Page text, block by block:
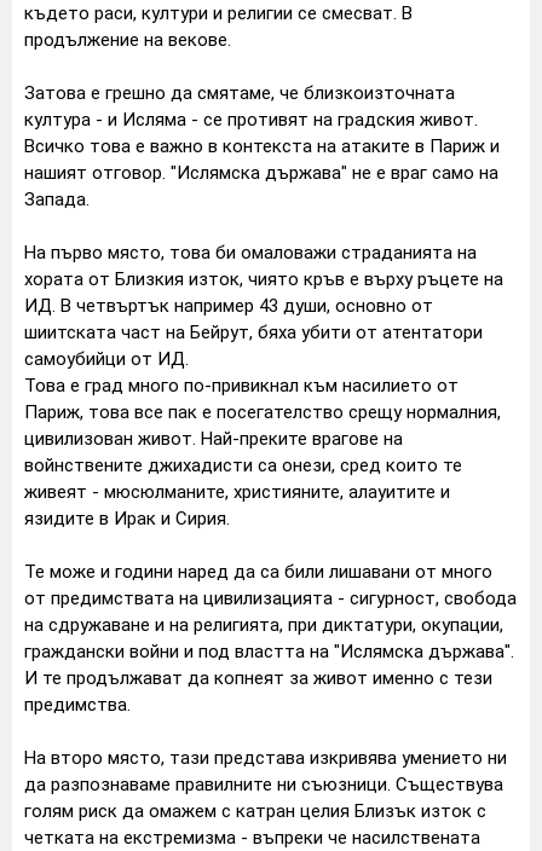
където раси, култури и религии се смесват. В
продължение на векове.
Затова е грешно да смятаме, че близкоизточната
култура - и Исляма - се противят на градския живот.
Всичко това е важно в контекста на атаките в Париж и
нашият отговор. "Ислямска държава" не е враг само на
Запада.
На първо място, това би омаловажи страданията на
хората от Близкия изток, чиято кръв е върху ръцете на
ИД. В четвъртък например 43 души, основно от
шиитската част на Бейрут, бяха убити от атентатори
самоубийци от ИД.
Това е град много по-привикнал към насилието от
Париж, това все пак е посегателство срещу нормалния,
цивилизован живот. Най-преките врагове на
войнствените джихадисти са онези, сред които те
живеят - мюсюлманите, християните, алауитите и
язидите в Ирак и Сирия.
Те може и години наред да са били лишавани от много
от предимствата на цивилизацията - сигурност, свобода
на сдружаване и на религията, при диктатури, окупации,
граждански войни и под властта на "Ислямска държава".
И те продължават да копнеят за живот именно с тези
предимства.
На второ място, тази представа изкривява умението ни
да разпознаваме правилните ни съюзници. Съществува
голям риск да омажем с катран целия Близък изток с
четката на екстремизма - въпреки че насилствената